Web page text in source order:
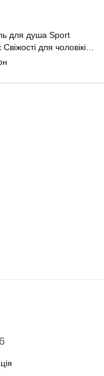
для душа Sport
для чоловіків
1374